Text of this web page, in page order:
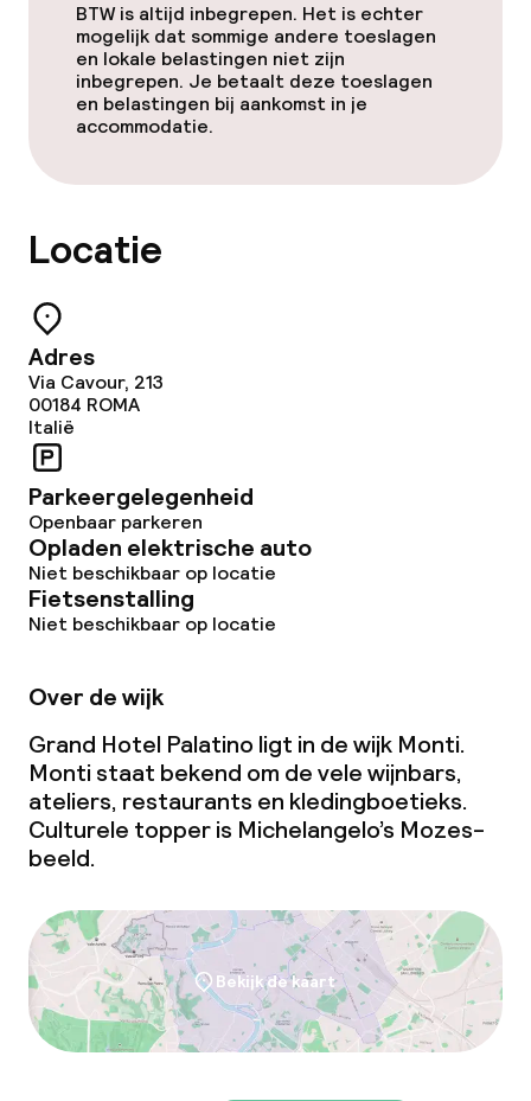
BTW is altijd inbegrepen. Het is echter
mogelijk dat sommige andere toeslagen
en lokale belastingen niet zijn
inbegrepen. Je betaalt deze toeslagen
en belastingen bij aankomst in je
accommodatie.
Locatie
Adres
Via Cavour, 213
00184 ROMA
Italië
Parkeergelegenheid
Openbaar parkeren
Opladen elektrische auto
Niet beschikbaar op locatie
Fietsenstalling
Niet beschikbaar op locatie
Over de wijk
Grand Hotel Palatino ligt in de wijk Monti.
Monti staat bekend om de vele wijnbars,
ateliers, restaurants en kledingboetieks.
Culturele topper is Michelangelo’s Mozes-
beeld.
Bekijk de kaart